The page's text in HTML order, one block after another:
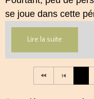
se joue dans cette
Lire la suite